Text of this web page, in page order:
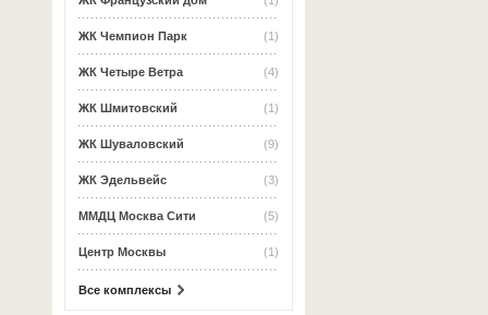
(1)
ЖК Чемпион Парк
(4)
ЖК Четыре Ветра
(1)
ЖК Шмитовский
(9)
ЖК Шуваловский
(3)
ЖК Эдельвейс
(5)
ММДЦ Москва Сити
(1)
Центр Москвы
Все комплексы